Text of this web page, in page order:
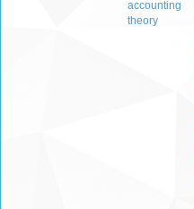
accounting
theory